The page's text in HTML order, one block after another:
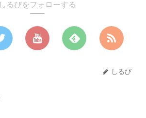
しるびをフォローする
しるび